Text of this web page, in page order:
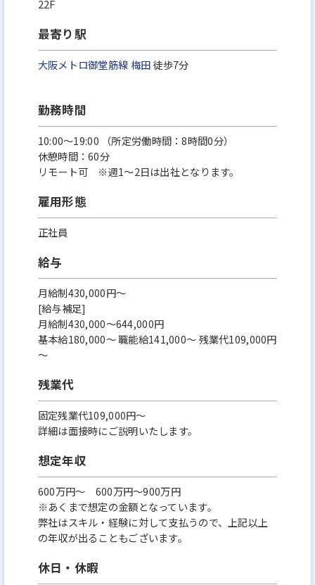
22F
最寄り駅
大阪メトロ御堂筋線梅田徒歩7分
勤務時間
10:00～19:00 （所定労働時間：8時間0分）
休憩時間：60分
リモート可 ※週1～2日は出社となります。
雇用形態
正社員
給与
月給制430,000円～
[給与補足]
⽉給制430,000〜644,000円
基本給180,000〜 職能給141,000〜 残業代109,000円
～
残業代
固定残業代109,000円～
詳細は面接時にご説明いたします。
想定年収
600万円〜 600万円～900万円
※あくまで想定の金額となっています。
弊社はスキル・経験に対して支払うので、上記以上
の年収が出ることもございます。
休日・休暇